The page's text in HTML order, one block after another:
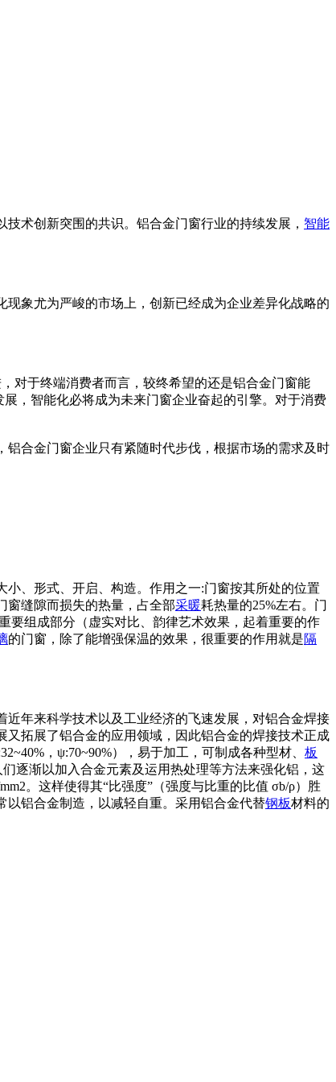
技术创新突围的共识。铝合金门窗行业的持续发展， 智能
象尤为严峻的市场上，创新已经成为企业差异化战略的
对于终端消费者而言，较终希望的还是铝合金门窗能
展，智能化必将成为未来门窗企业奋起的引擎。对于消费
合金门窗企业只有紧随时代步伐，根据市场的需求及时
、形式、开启、构造。作用之一:门窗按其所处的位置
窗缝隙而损失的热量，占全部采暖耗热量的25%左右。门
要组成部分（虚实对比、韵律艺术效果，起着重要的作
的门窗，除了能增强保温的效果，很重要的作用就是隔
近年来科学技术以及工业经济的飞速发展，对铝合金焊接
拓展了铝合金的应用领域，因此铝合金的焊接技术正成
，ψ:70~90%），易于加工，可制成各种型材、 板
逐渐以加入合金元素及运用热处理等方法来强化铝，这
。这样使得其“比强度”（强度与比重的比值 σb/ρ）胜
铝合金制造，以减轻自重。采用铝合金代替钢板材料的